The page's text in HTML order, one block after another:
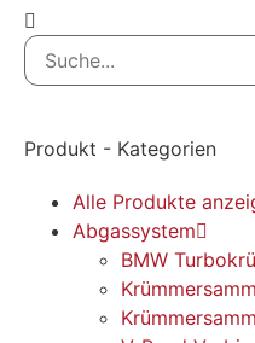
Produkt - Kategorien
Alle Produkte
Abgassystem
BMW